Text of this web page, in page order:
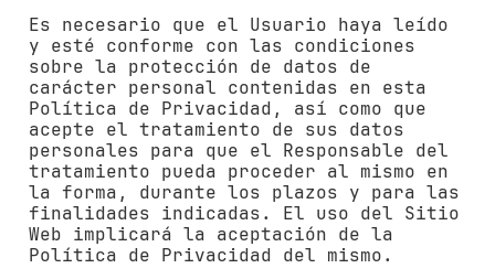
Es necesario que el Usuario haya leído
y esté conforme con las condiciones
sobre la protección de datos de
carácter personal contenidas en esta
Política de Privacidad, así como que
acepte el tratamiento de sus datos
personales para que el Responsable del
tratamiento pueda proceder al mismo en
la forma, durante los plazos y para las
finalidades indicadas. El uso del Sitio
Web implicará la aceptación de la
Política de Privacidad del mismo.